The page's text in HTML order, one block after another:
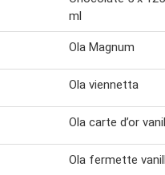
ml
Ola Magnum
Ola viennetta
Ola carte d’or
Ola fermette